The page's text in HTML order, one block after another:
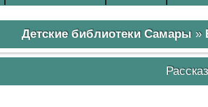
Детские библиотеки Самары »